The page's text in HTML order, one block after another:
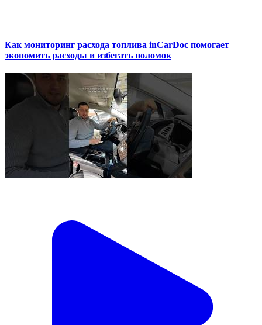
Как мониторинг расхода топлива inCarDoc помогает
экономить расходы и избегать поломок